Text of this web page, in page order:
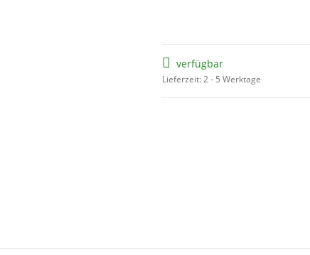
verfügbar
Lieferzeit: 2 - 5 Werktage